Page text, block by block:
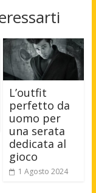
L’outfit
perfetto da
uomo per
una serata
dedicata al
gioco
1 Agosto 2024